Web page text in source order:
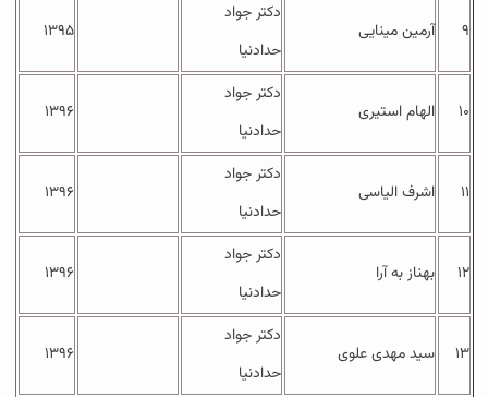
۹ آرمین مینایی
دکتر جواد
حدادنیا
۱۳۹۵
۱۰ الهام استیری
دکتر جواد
حدادنیا
۱۳۹۶
۱۱ اشرف الیاسی
دکتر جواد
حدادنیا
۱۳۹۶
۱۲ بهناز به آرا
دکتر جواد
حدادنیا
۱۳۹۶
۱۳ سید مهدی علوی
دکتر جواد
حدادنیا
۱۳۹۶